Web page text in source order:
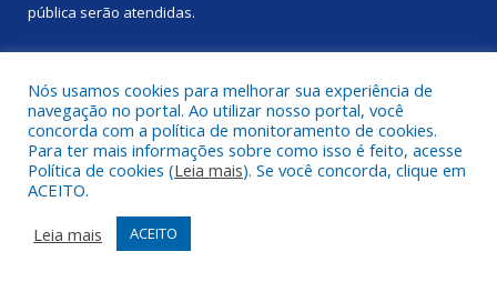
pública serão atendidas.
Todos os direitos reservados a Prefeitura Municipal de Anapu.
Mapa do Site
Acessar Área Administrativa
Acessar Webmail
Nós usamos cookies para melhorar sua experiência de
navegação no portal. Ao utilizar nosso portal, você
concorda com a política de monitoramento de cookies.
Para ter mais informações sobre como isso é feito, acesse
Política de cookies (Leia mais). Se você concorda, clique em
ACEITO.
Leia mais
ACEITO